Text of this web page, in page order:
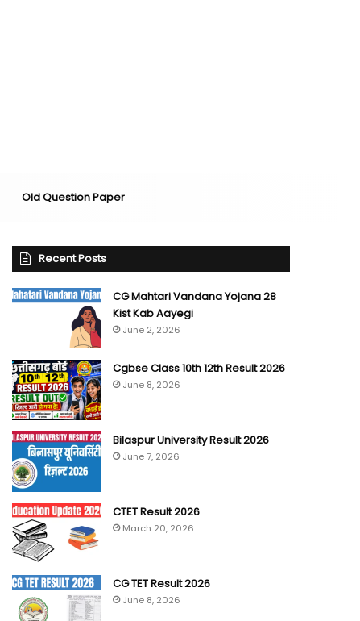
Old Question Paper
Recent Posts
CG Mahtari Vandana Yojana 28
Kist Kab Aayegi
June 2, 2026
Cgbse Class 10th 12th Result 2026
June 8, 2026
Bilaspur University Result 2026
June 7, 2026
CTET Result 2026
March 20, 2026
CG TET Result 2026
June 8, 2026